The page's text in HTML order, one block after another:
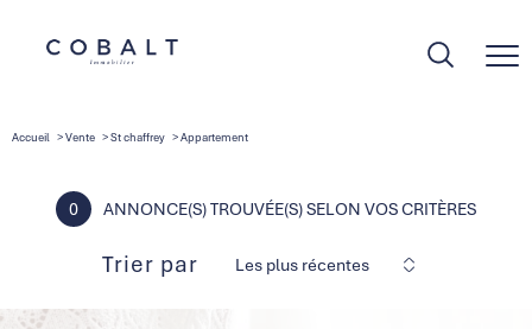
Accueil Vente St chaffrey Appartement
0 ANNONCE(S) TROUVÉE(S) SELON VOS CRITÈRES
Trier par Les plus récentes